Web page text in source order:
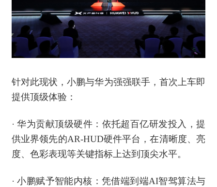
针对此现状，小鹏与华为强强联手，首次上车即
提供顶级体验：
·华为贡献顶级硬件：依托超百亿研发投入，提
供业界领先的AR-HUD硬件平台，在清晰度、亮
度、色彩表现等关键指标上达到顶尖水平。
·小鹏赋予智能内核：凭借端到端AI智驾算法与